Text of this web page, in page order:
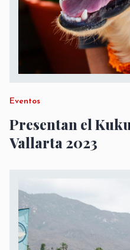
Eventos
Presentan el
Vallarta 2023